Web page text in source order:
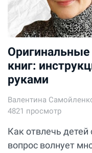
книг:
руками
Валентина
4821 просмотр
Как отвлечь
вопрос волнует